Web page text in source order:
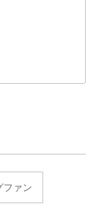
ファン